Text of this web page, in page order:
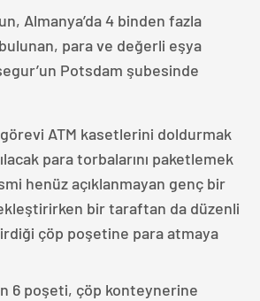
Almanya’da 4 binden fazla
bulunan, para ve değerli eşya
Potsdam şubesinde
görevi ATM kasetlerini doldurmak
para torbalarını paketlemek
henüz açıklanmayan genç bir
bir taraftan da düzenli
çöp poşetine para atmaya
6 poşeti, çöp konteynerine